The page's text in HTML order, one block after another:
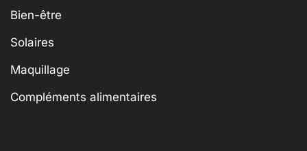
Bien-être
Solaires
Maquillage
Compléments alimentaires